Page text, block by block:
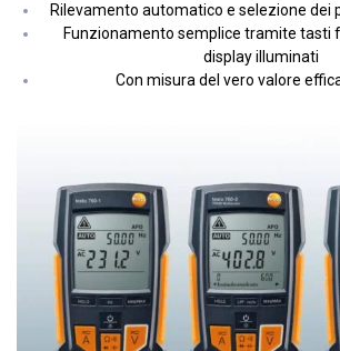
Rilevamento automatico e selezione dei
Funzionamento semplice tramite tasti
display illuminati
Con misura del vero valore